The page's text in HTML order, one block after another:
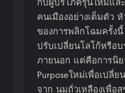
คนเมืองอย่างเต็มตัว
ของการพลิกโฉมครั้ง
ปรับเปลี่ยนโลโก้หรือ
ภายนอก แต่คือการนิย
Purposeใหม่เพื่อเปลี่
จาก นมถั่วเหลืองเพื่อ